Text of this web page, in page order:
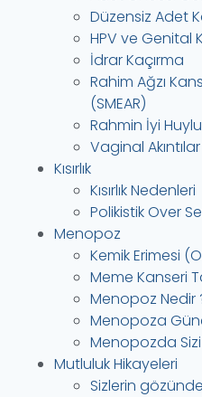
Düzensiz Adet
HPV ve Genital
İdrar Kaçırma
Rahim Ağzı
(SMEAR)
Rahmin İyi
Vaginal Akıntılar
Kısırlık
Kısırlık Nedenleri
Polikistik Over
Menopoz
Kemik Erimesi
Meme Kanseri
Menopoz Nedir
Menopoza
Menopozda Sizi
Mutluluk Hikayeleri
Sizlerin